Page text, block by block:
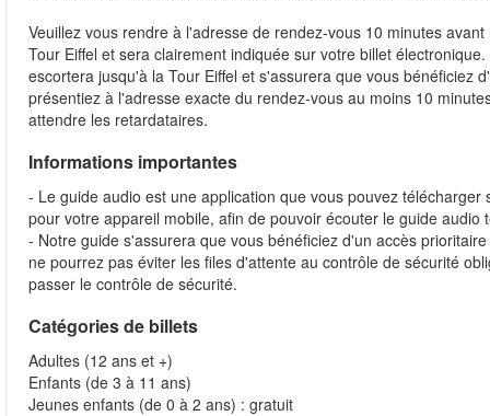
Veuillez vous rendre à l'adresse de rendez-vous 10 minutes
Tour Eiffel et sera clairement indiquée sur votre billet
escortera jusqu'à la Tour Eiffel et s'assurera que vous bénéficiez
présentiez à l'adresse exacte du rendez-vous au moins 10
attendre les retardataires.
Informations importantes
- Le guide audio est une application que vous pouvez
pour votre appareil mobile, afin de pouvoir écouter le guide
- Notre guide s'assurera que vous bénéficiez d'un accès
ne pourrez pas éviter les files d'attente au contrôle de sécurité
passer le contrôle de sécurité.
Catégories de billets
Adultes (12 ans et +)
Enfants (de 3 à 11 ans)
Jeunes enfants (de 0 à 2 ans) : gratuit